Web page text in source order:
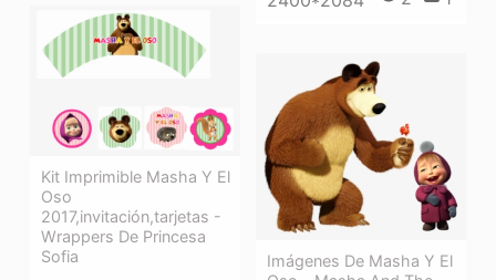
Kit Imprimible Masha Y El
Oso
2017,invitación,tarjetas -
Wrappers De Princesa
Sofia
Imágenes De Masha Y El